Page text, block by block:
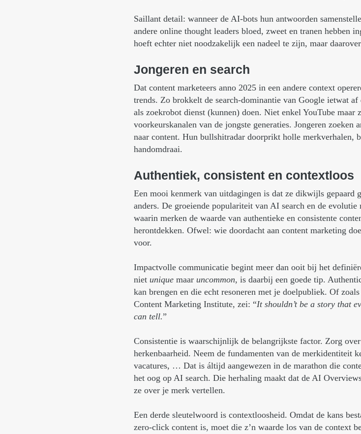
Saillant detail: wanneer de AI-bots hun antwoorden
andere online thought leaders bloed, zweet en tranen hebben
hoeft echter niet noodzakelijk een nadeel te zijn, maar
Jongeren en search
Dat content marketeers anno 2025 in een andere context
trends. Zo brokkelt de search-dominantie van Google ietwat
als zoekrobot dienst (kunnen) doen. Niet enkel YouTube
voorkeurskanalen van de jongste generaties. Jongeren
naar content. Hun bullshitradar doorprikt holle merkverhalen,
handomdraai.
Authentiek, consistent en contextloos
Een mooi kenmerk van uitdagingen is dat ze dikwijls gepaard
anders. De groeiende populariteit van AI search en de
waarin merken de waarde van authentieke en consistente
herontdekken. Ofwel: wie doordacht aan content marketing
voor.
Impactvolle communicatie begint meer dan ooit bij het
niet unique maar uncommon, is daarbij een goede tip.
kan brengen en die echt resoneren met je doelpubliek. Of
Content Marketing Institute, zei: “It shouldn’t be a story that
can tell.”
Consistentie is waarschijnlijk de belangrijkste factor. Zorg
herkenbaarheid. Neem de fundamenten van de merkidentiteit
vacatures, … Dat is áltijd aangewezen in de marathon die
het oog op AI search. Die herhaling maakt dat de AI
ze over je merk vertellen.
Een derde sleutelwoord is contextloosheid. Omdat de kans
zero-click content is, moet die z’n waarde los van de context